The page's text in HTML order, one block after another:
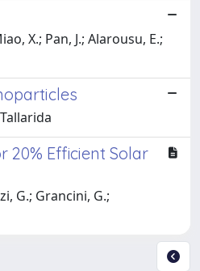
X.; Pan, J.; Alarousu, E.;
20% Efficient Solar
G.; Grancini, G.;